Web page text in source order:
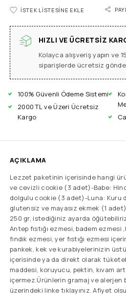
İSTEK LISTESINE EKLE
HIZLI VE ÜCRETSIZ
Kolayca alışveriş yapın ve
siparişlerde ücretsiz
100% Güvenli Ödeme Sistemi
2000 TL ve Üzeri Ücretsiz
Kargo
AÇIKLAMA
Lezzet paketinin içerisinde hangi
ve cevizli cookie (3 adet)-Babe:
dolgulu cookie (3 adet)-Luna: Kuru
glutensiz ve mayasız ekmek (1
250 gr, istediğiniz ayarda
Antep fıstığı ezmesi, badem
fındık ezmesi, yer fıstığı ezmesi
pankek, kek ve kurabiyelerinizin
içerisinde ya da direkt olarak
maddesi, koruyucu, pektin, kıvam
içermez.Ürünlerin gramaj ve alerjen
üzerindeki linke tıklayınız. Afiyet